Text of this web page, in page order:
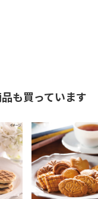
も買っています